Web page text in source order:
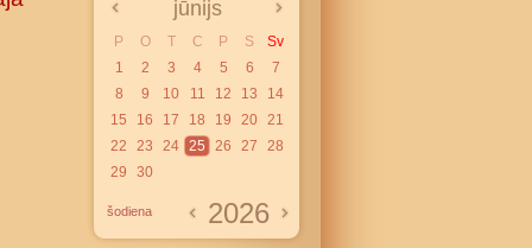
jūnijs
P O T C P S
Sv
1
2 3 4 5 6
7
8
9 10 11 12 13
14
15
16 17 18 19 20 21
22
23 24 25 26 27
28
29
30
šodiena 2026